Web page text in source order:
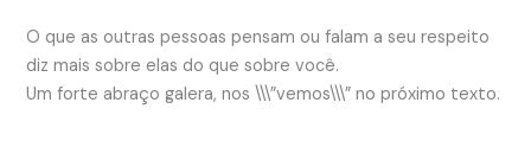
O que as outras pessoas pensam ou falam a seu respeito
diz mais sobre elas do que sobre você.
Um forte abraço galera, nos \\\”vemos\\\” no próximo texto.